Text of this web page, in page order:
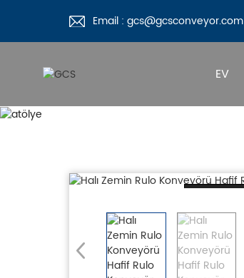
Email : gcs@gcsconveyor.com
EV